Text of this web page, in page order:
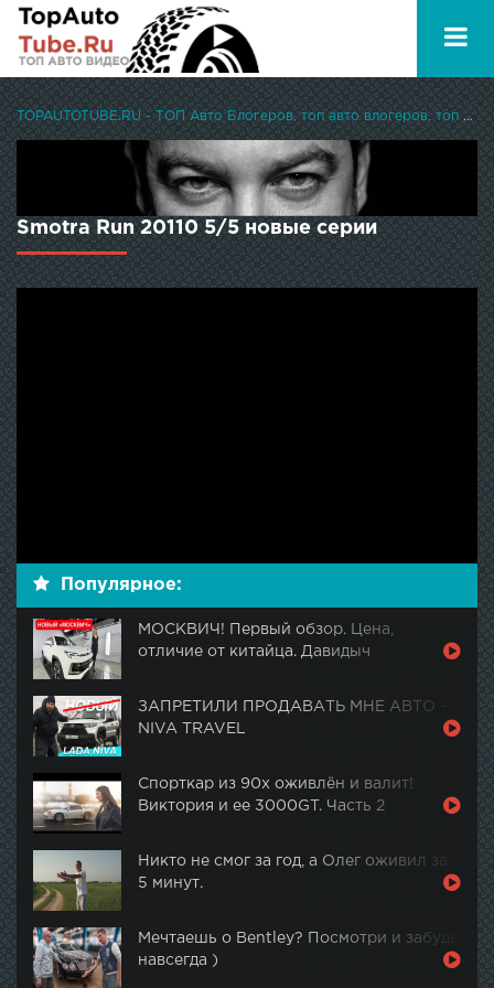
TOPAUTOTUBE.RU - ТОП Авто Блогеров, топ авто влогеров, топ авто ютуберов
Smotra Run 20110 5/5 новые серии
Популярное:
МОСКВИЧ! Первый обзор. Цена,
отличие от китайца. Давидыч
ЗАПРЕТИЛИ ПРОДАВАТЬ МНЕ АВТО -
NIVA TRAVEL
Спорткар из 90х оживлён и валит!
Виктория и ее 3000GT. Часть 2
Никто не смог за год, а Олег оживил за
5 минут.
Мечтаешь о Bentley? Посмотри и забудь
навсегда )